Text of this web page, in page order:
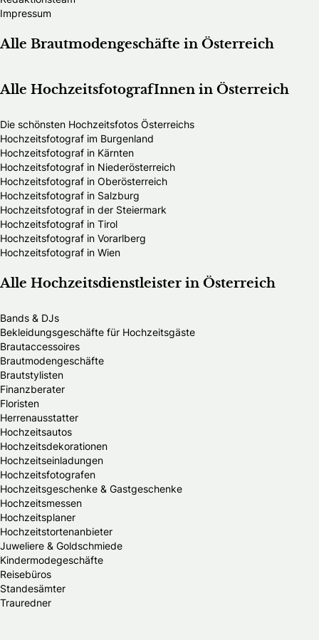
Impressum
Alle Brautmodengeschäfte in Österreich
Alle HochzeitsfotografInnen in Österreich
Die schönsten Hochzeitsfotos Österreichs
Hochzeitsfotograf im Burgenland
Hochzeitsfotograf in Kärnten
Hochzeitsfotograf in Niederösterreich
Hochzeitsfotograf in Oberösterreich
Hochzeitsfotograf in Salzburg
Hochzeitsfotograf in der Steiermark
Hochzeitsfotograf in Tirol
Hochzeitsfotograf in Vorarlberg
Hochzeitsfotograf in Wien
Alle Hochzeitsdienstleister in Österreich
Bands & DJs
Bekleidungsgeschäfte für Hochzeitsgäste
Brautaccessoires
Brautmodengeschäfte
Brautstylisten
Finanzberater
Floristen
Herrenausstatter
Hochzeitsautos
Hochzeitsdekorationen
Hochzeitseinladungen
Hochzeitsfotografen
Hochzeitsgeschenke & Gastgeschenke
Hochzeitsmessen
Hochzeitsplaner
Hochzeitstortenanbieter
Juweliere & Goldschmiede
Kindermodegeschäfte
Reisebüros
Standesämter
Trauredner